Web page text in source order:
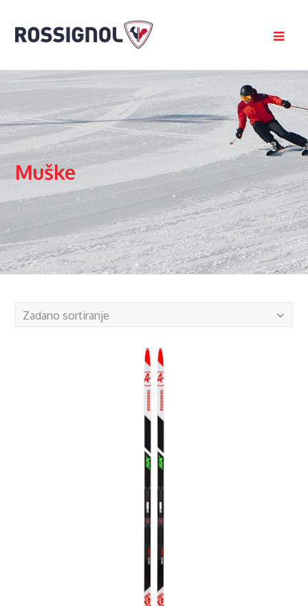
Muške
Zadano sortiranje